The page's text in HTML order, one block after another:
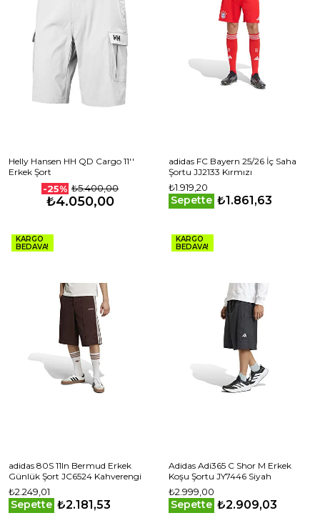
Helly Hansen HH QD Cargo 11''
Erkek Şort
-25% ₺5.400,00
₺4.050,00
adidas FC Bayern 25/26 İç Saha
Şortu JJ2133 Kırmızı
₺1.919,20
Sepette ₺1.861,63
KARGO
BEDAVA!
adidas 80S 11In Bermud Erkek
Günlük Şort JC6524 Kahverengi
₺2.249,01
Sepette ₺2.181,53
KARGO
BEDAVA!
Adidas Adi365 C Shor M Erkek
Koşu Şortu JY7446 Siyah
₺2.999,00
Sepette ₺2.909,03